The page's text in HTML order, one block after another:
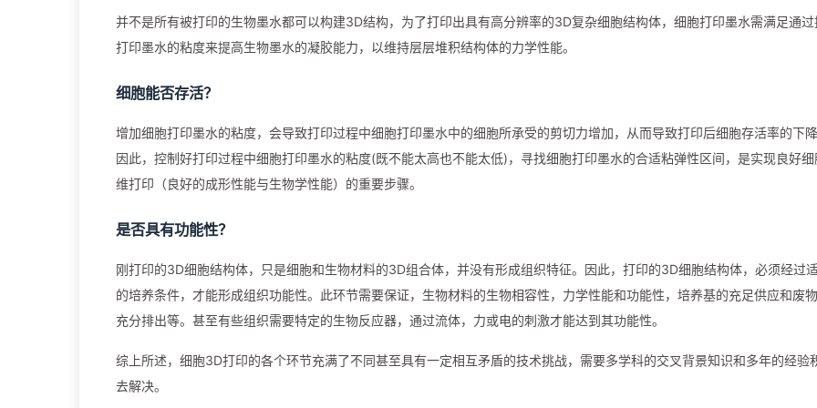
并不是所有被打印的生物墨水都可以构建3D结构，为了打印出具有高分辨率的3D复杂细胞结构体，细胞打印墨水需满足通过
打印墨水的粘度来提高生物墨水的凝胶能力，以维持层层堆积结构体的力学性能。
细胞能否存活？
增加细胞打印墨水的粘度，会导致打印过程中细胞打印墨水中的细胞所承受的剪切力增加，从而导致打印后细胞存活率的下降
因此，控制好打印过程中细胞打印墨水的粘度(既不能太高也不能太低)，寻找细胞打印墨水的合适粘弹性区间，是实现良好细
维打印（良好的成形性能与生物学性能）的重要步骤。
是否具有功能性？
刚打印的3D细胞结构体，只是细胞和生物材料的3D组合体，并没有形成组织特征。因此，打印的3D细胞结构体，必须经过
的培养条件，才能形成组织功能性。此环节需要保证，生物材料的生物相容性，力学性能和功能性，培养基的充足供应和废
充分排出等。甚至有些组织需要特定的生物反应器，通过流体，力或电的刺激才能达到其功能性。
综上所述，细胞3D打印的各个环节充满了不同甚至具有一定相互矛盾的技术挑战，需要多学科的交叉背景知识和多年的经验
去解决。